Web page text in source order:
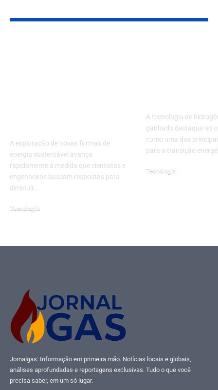
A exploração de novas formas de
energia sustentável avança
rapidamente à medida que cientistas e
engenheiros buscam respostas para
diminuir…
Tecnologia
A tecnologia de
ganhado destaque no
como uma das
para a transição
Tecnologia
Jornalgas: Informação em primeira mão. Notícias locais e globais,
análises aprofundadas e reportagens exclusivas. Tudo o que você
precisa saber, em um só lugar.